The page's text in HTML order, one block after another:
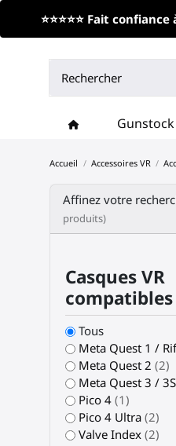
⭐⭐⭐⭐⭐ Fait
Gunstock
Accueil Accessoires VR
Affinez votre
produits)
Casques VR
compatibles
Tous
Meta Quest 1 /
Meta Quest 2 (2)
Meta Quest 3 /
Pico 4 (1)
Pico 4 Ultra (2)
Valve Index (2)